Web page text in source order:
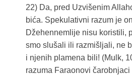
22) Da, pred Uzvišenim
bića. Spekulativni razum je
Džehennemlije nisu koristili,
smo slušali ili razmišljali, ne
i njenih plamena bili! (Mulk,
razuma Faraonovi